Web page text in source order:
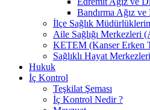
Bandırma Ağız ve
İlçe Sağlık
Aile Sağlığı Merkezleri
KETEM (Kanser Erken
Sağlıklı Hayat
Hukuk
İç Kontrol
Teşkilat Şeması
İç Kontrol Nedir ?